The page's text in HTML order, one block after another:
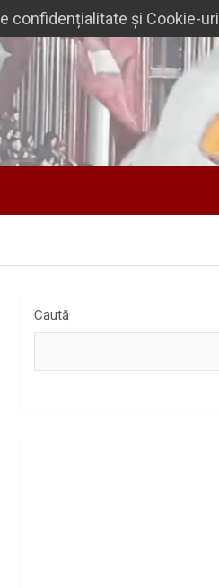
confidențialitate și Cookie-uri
Caută